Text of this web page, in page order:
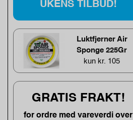
UKENS TILBUD!
Luktfjerner Air
Sponge 225Gr
kun kr. 105
GRATIS FRAKT!
for ordre med vareverdi over